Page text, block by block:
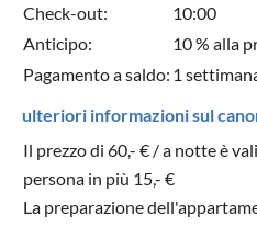
Check-out:
10:00
Anticipo:
10 % alla
Pagamento a saldo: 1
ulteriori informazioni sul
Il prezzo di 60,- € / a notte è
persona in più 15,- €
La preparazione